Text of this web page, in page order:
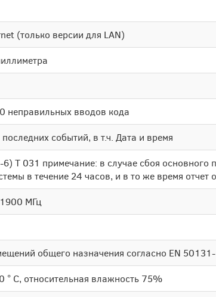
(только версии для LAN)
неправильных вводов кода
событий, в т.ч. Дата и время
T 031 примечание: в случае сбоя основного
в течение 24 часов, и в то же время отчет
МГц
общего назначения согласно EN
° C, относительная влажность 75%